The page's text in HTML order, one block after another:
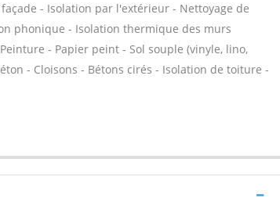
- Isolation par l'extérieur - Nettoyage de
phonique - Isolation thermique des murs
- Papier peint - Sol souple (vinyle, lino,
- Cloisons - Bétons cirés - Isolation de toiture -